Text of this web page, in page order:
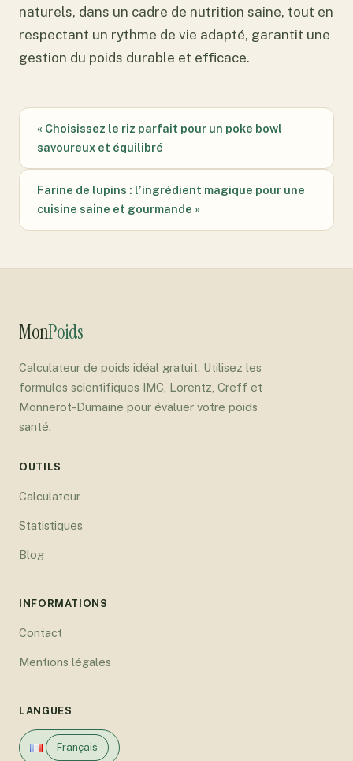
naturels, dans un cadre de nutrition saine, tout en
respectant un rythme de vie adapté, garantit une
gestion du poids durable et efficace.
« Choisissez le riz parfait pour un poke bowl
savoureux et équilibré
Farine de lupins : l’ingrédient magique pour une
cuisine saine et gourmande »
MonPoids
Calculateur de poids idéal gratuit. Utilisez les
formules scientifiques IMC, Lorentz, Creff et
Monnerot-Dumaine pour évaluer votre poids
santé.
OUTILS
Calculateur
Statistiques
Blog
INFORMATIONS
Contact
Mentions légales
LANGUES
Français